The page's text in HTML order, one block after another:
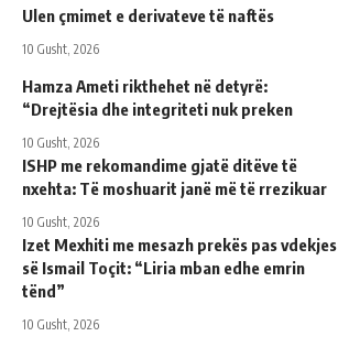
Ulen çmimet e derivateve të naftës
10 Gusht, 2026
Hamza Ameti rikthehet në detyrë:
“Drejtësia dhe integriteti nuk preken
10 Gusht, 2026
ISHP me rekomandime gjatë ditëve të
nxehta: Të moshuarit janë më të rrezikuar
10 Gusht, 2026
Izet Mexhiti me mesazh prekës pas vdekjes
së Ismail Toçit: “Liria mban edhe emrin
tënd”
10 Gusht, 2026